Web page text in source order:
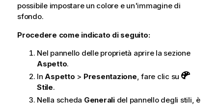
possibile impostare un colore e un'immagine di
sfondo.
Procedere come indicato di seguito:
Nel pannello delle proprietà aprire la sezione
Aspetto.
InAspetto > Presentazione, fare clic su
Stile.
Nella scheda Generalidel pannello degli stili, è